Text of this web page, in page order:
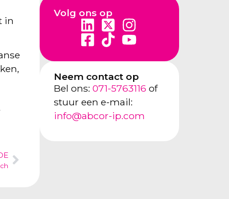
in
Volg ons op
Neem contact op
Bel ons: 071-5763116 of
stuur een e-mail:
info@abcor-ip.com